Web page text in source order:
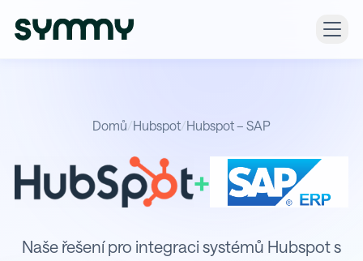
Domů/Hubspot/Hubspot – SAP
+
Integrace Hubspot s SAP
Naše řešení pro integraci systémů Hubspot s